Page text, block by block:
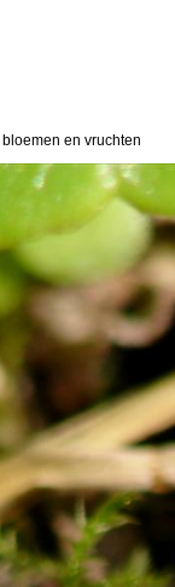
bloemen en vruchten